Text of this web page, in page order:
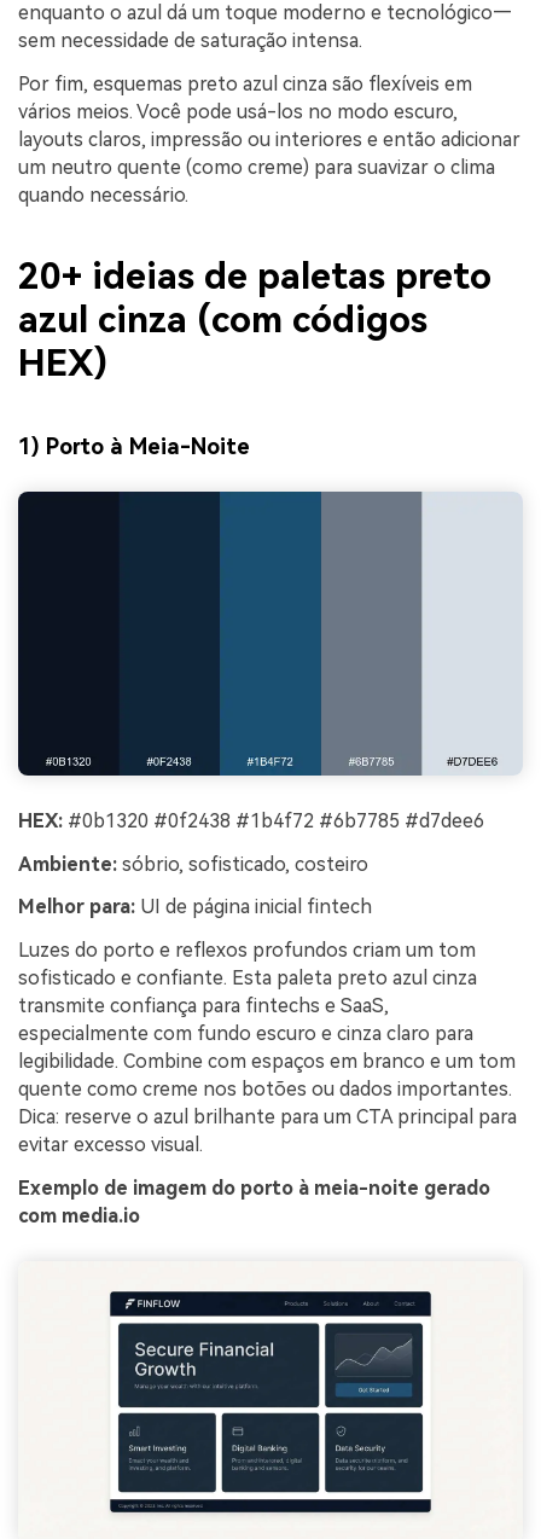
enquanto o azul dá um toque moderno e tecnológico—
sem necessidade de saturação intensa.
Por fim, esquemas preto azul cinza são flexíveis em
vários meios. Você pode usá-los no modo escuro,
layouts claros, impressão ou interiores e então adicionar
um neutro quente (como creme) para suavizar o clima
quando necessário.
20+ ideias de paletas preto
azul cinza (com códigos
HEX)
1) Porto à Meia-Noite
HEX: #0b1320 #0f2438 #1b4f72 #6b7785 #d7dee6
Ambiente: sóbrio, sofisticado, costeiro
Melhor para: UI de página inicial fintech
Luzes do porto e reflexos profundos criam um tom
sofisticado e confiante. Esta paleta preto azul cinza
transmite confiança para fintechs e SaaS,
especialmente com fundo escuro e cinza claro para
legibilidade. Combine com espaços em branco e um tom
quente como creme nos botões ou dados importantes.
Dica: reserve o azul brilhante para um CTA principal para
evitar excesso visual.
Exemplo de imagem do porto à meia-noite gerado
com media.io